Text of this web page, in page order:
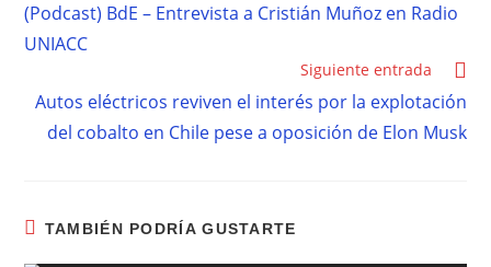
(Podcast) BdE – Entrevista a Cristián Muñoz en Radio
UNIACC
Siguiente entrada
Autos eléctricos reviven el interés por la explotación
del cobalto en Chile pese a oposición de Elon Musk
TAMBIÉN PODRÍA GUSTARTE